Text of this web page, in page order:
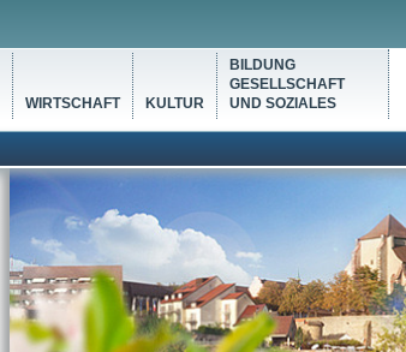
WIRTSCHAFT KULTUR
BILDUNG
GESELLSCHAFT
UND SOZIALES